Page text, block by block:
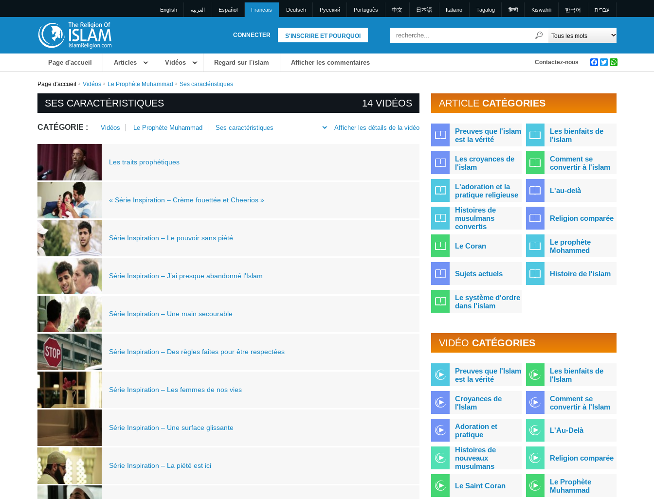
English العربية Español Français Deutsch Pусский Português 中文 日本語 Italiano Tagalog हिन्दी Kiswahili 한국어 עברית
S'INSCRIRE ET POURQUOI
CONNECTER
Page d'accueil Articles Vidéos Regard sur l'islam Afficher les commentaires Facebook
Twitter
Contactez-nous
Page d'accueil Vidéos Le Prophète Muhammad Ses caractéristiques
SES CARACTÉRISTIQUES 14 VIDÉOS
CATÉGORIE : Vidéos Le Prophète Muhammad Ses caractéristiques Afficher les détails de la vidéo
Les traits prophétiques
« Série Inspiration – Crème fouettée et Cheerios »
Série Inspiration – Le pouvoir sans piété
Série Inspiration – J’ai presque abandonné l’Islam
Série Inspiration – Une main secourable
Série Inspiration – Des règles faites pour être respectées
Série Inspiration – Les femmes de nos vies
Série Inspiration – Une surface glissante
Série Inspiration – La piété est ici
ARTICLECATÉGORIES
Preuves que l'islam
est la vérité
Les bienfaits de
l'islam
Les croyances de
l'islam
Comment se
convertir à l'islam
L'adoration et la
pratique religieuse
L'au-delà
Histoires de
musulmans
convertis
Religion comparée
Le Coran
Le prophète
Mohammed
Sujets actuels Histoire de l'islam
Le système d'ordre
dans l'islam
VIDÉOCATÉGORIES
Preuves que l'Islam
est la vérité
Les bienfaits de
l'Islam
Croyances de
l'Islam
Comment se
convertir à l'Islam
Adoration et
pratique
L'Au-Delà
Histoires de
nouveaux
musulmans
Religion comparée
Le Saint Coran
Le Prophète
Muhammad